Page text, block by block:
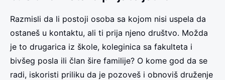
Razmisli da li postoji osoba sa kojom nisi uspela da
ostaneš u kontaktu, ali ti prija njeno društvo. Možda
je to drugarica iz škole, koleginica sa fakulteta i
bivšeg posla ili član šire familije? O kome god da se
radi, iskoristi priliku da je pozoveš i obnoviš druženje